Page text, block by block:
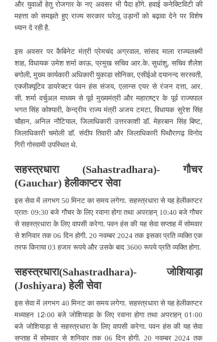
और युवाओं हेतु रोजगार के नए अवसर भी पैदा होंगे. हवाई कनेक्टिविटी की
महत्ता को समझते हुए राज्य सरकार घरेलू उड़ानों को बढ़ावा देने पर विशेष
ध्यान दे रही है.
इस अवसर पर कैबिनेट मंत्री प्रेमचंद अग्रवाल, सांसद माला राज्यलक्ष्मी
शाह, विधायक उमेश शर्मा काऊ, प्रमुख सचिव आर.के. सुधांशु, सचिव शैलेश
बगोली, मुख्य कार्यकारी अधिकारी युकाडा सोनिका, एसीईओ दयानन्द सरस्वती,
एक्जीक्यूटिव डायरेक्टर पंवन हंस संजय, एलान्स एयर से रंजन दत्ता, आर.
सी. शर्मा वर्चुअल माध्यम से पूर्व मुख्यमंत्री और महाराष्ट्र के पूर्व राज्यपाल
भगत सिंह कोश्यारी, केन्द्रीय राज्य मंत्री अजय टमटा, विधायक सुरेश सिंह
चौहान, अनिल नौटियाल, जिलाधिकारी उत्तरकाशी डॉ. मेहरबान सिंह बिष्ट,
जिलाधिकारी चमोली डॉ. संदीप तिवारी और जिलाधिकारी पिथौरागढ़ विनोद
गिरी गोस्वामी उपस्थित थे.
सहस्त्रधारा (Sahastradhara)- गौचर
(Gauchar) हेलीकाप्टर सेवा
इस सेवा में लगभग 50 मिनट का समय लगेगा. सहस्त्रधारा से यह हेलीकाप्टर
प्रातः 09:30 बजे गौचर के लिए रवाना होगा तथा अपराहन् 10:40 बजे गौचर
से सहस्त्रधारा के लिए वापसी करेगा. पवन हंस की यह सेवा सप्ताह में सोमवार
से शनिवार तक 06 दिन होगी. 20 नवम्बर 2024 तक इसका प्रति व्यक्ति एक
तरफ किराया 03 हजार रूपये और उसके बाद 3600 रूपये प्रति व्यक्ति होगा.
सहस्त्रधारा(Sahastradhara)- जोशियाड़ा
(Joshiyara) हेली सेवा
इस सेवा में लगभग 40 मिनट का समय लगेगा. सहस्त्रधारा से यह हेलीकाप्टर
मध्याहन 12ः00 बजे जोशियाड़ा के लिए रवाना होगा तथा अपराहन् 01ः00
बजे जोशियाड़ा से सहस्त्रधारा के लिए वापसी करेगा. पवन हंस की यह सेवा
सप्ताह में सोमवार से शनिवार तक 06 दिन होगी. 20 नवम्बर 2024 तक